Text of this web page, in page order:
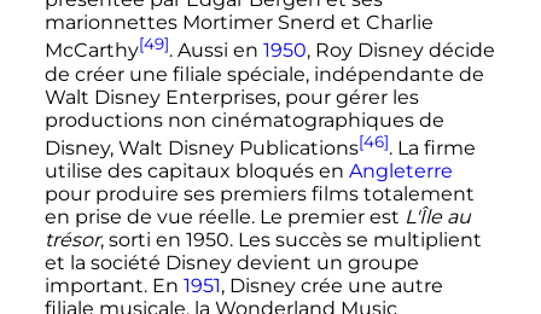
marionnettes Mortimer Snerd et Charlie
McCarthy[49]. Aussi en 1950, Roy Disney décide
de créer une filiale spéciale, indépendante de
Walt Disney Enterprises, pour gérer les
productions non cinématographiques de
Disney, Walt Disney Publications[46]. La firme
utilise des capitaux bloqués en Angleterre
pour produire ses premiers films totalement
en prise de vue réelle. Le premier est L'Île au
trésor, sorti en 1950. Les succès se multiplient
et la société Disney devient un groupe
important. En 1951, Disney crée une autre
filiale musicale, la Wonderland Music